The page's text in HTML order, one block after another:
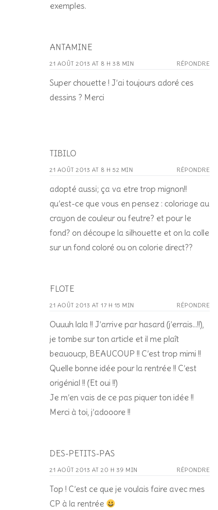
exemples.
ANTAMINE
21 AOÛT 2013 AT 8 H 38 MIN RÉPONDRE
Super chouette ! J’ai toujours adoré ces
dessins ? Merci
TIBILO
21 AOÛT 2013 AT 8 H 52 MIN RÉPONDRE
adopté aussi; ça va etre trop mignon!!
qu’est-ce que vous en pensez : coloriage au
crayon de couleur ou feutre? et pour le
fond? on découpe la silhouette et on la colle
sur un fond coloré ou on colorie direct??
FLOTE
21 AOÛT 2013 AT 17 H 15 MIN RÉPONDRE
Ouuuh lala !! J’arrive par hasard (j’errais…!!),
je tombe sur ton article et il me plaît
beauoucp, BEAUCOUP !! C’est trop mimi !!
Quelle bonne idée pour la rentrée !! C’est
origénial !! (Et oui !!)
Je m’en vais de ce pas piquer ton idée !!
Merci à toi, j’adooore !!
DES-PETITS-PAS
21 AOÛT 2013 AT 20 H 39 MIN RÉPONDRE
Top ! C’est ce que je voulais faire avec mes
CP à la rentrée